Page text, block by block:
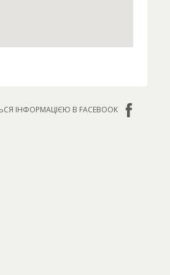
ІНФОРМАЦІЄЮ В FACEBOOK